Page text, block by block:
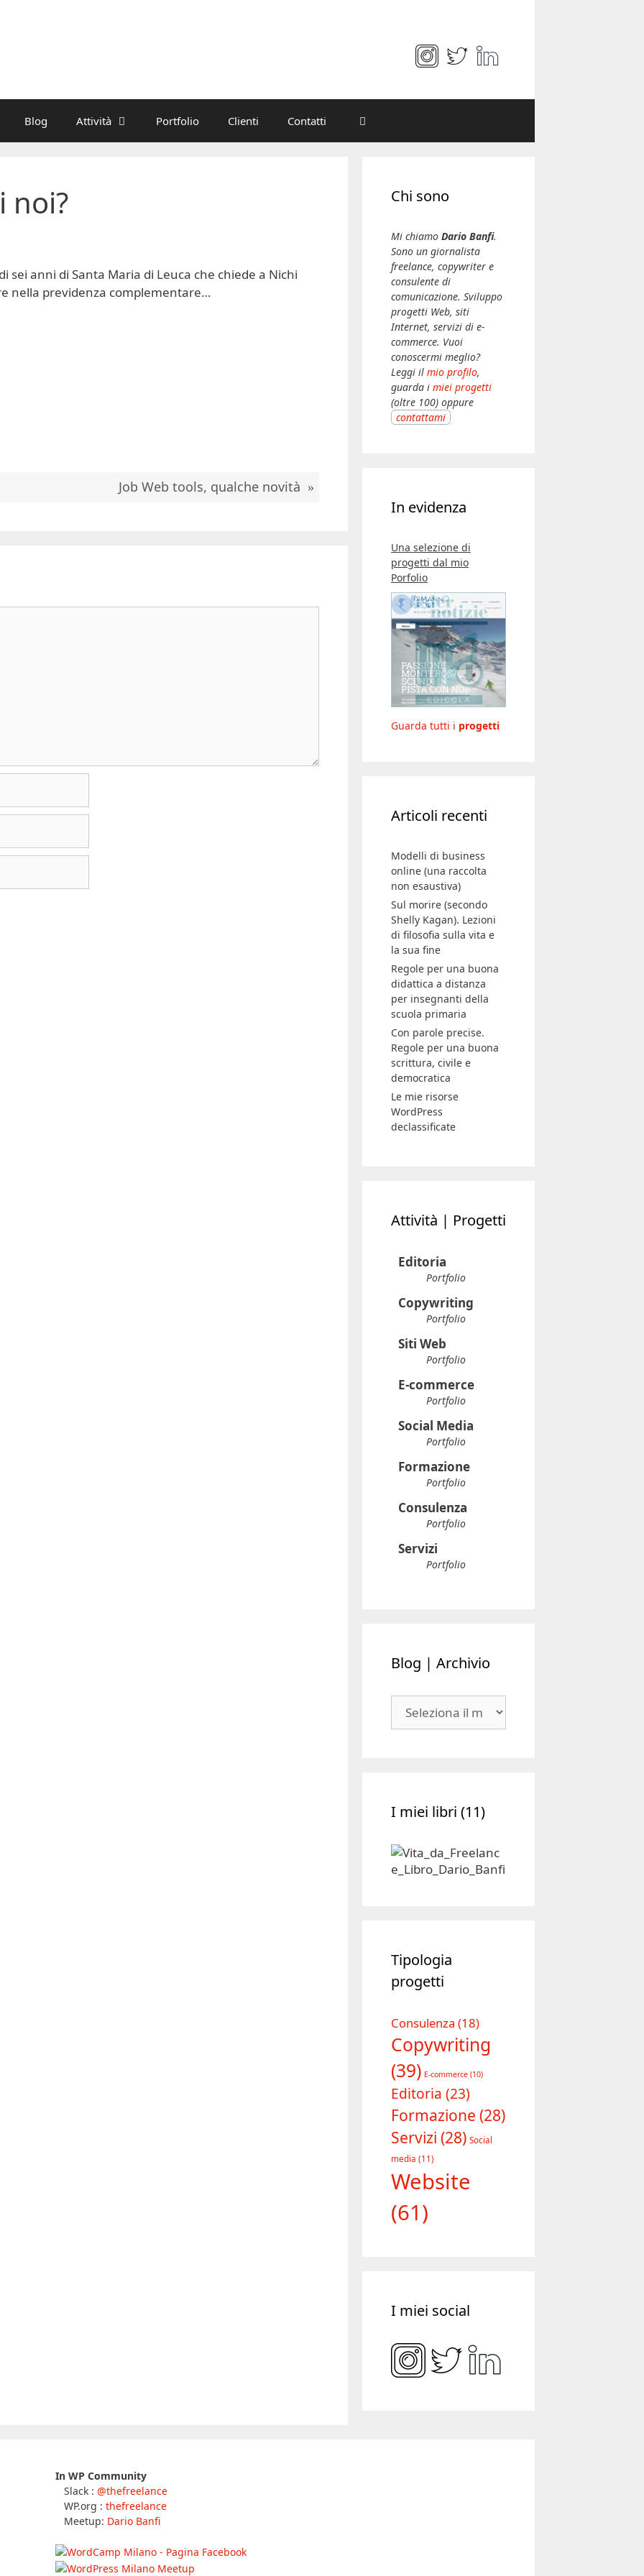
Blog Attività Portfolio Clienti Contatti
noi?
sei anni di Santa Maria di Leuca che chiede a Nichi
nella previdenza complementare…
Job Web tools, qualche novità
Chi sono
Mi chiamo Dario Banfi.
Sono un giornalista
freelance, copywriter e
consulente di
comunicazione. Sviluppo
progetti Web, siti
Internet, servizi di e-
commerce. Vuoi
conoscermi meglio?
Leggi il mio profilo,
guarda i miei progetti
(oltre 100) oppure
contattami
In evidenza
Una selezione di
progetti dal mio
Porfolio
Guarda tutti i progetti
Articoli recenti
Modelli di business
online (una raccolta
non esaustiva)
Sul morire (secondo
Shelly Kagan). Lezioni
di filosofia sulla vita e
la sua fine
Regole per una buona
didattica a distanza
per insegnanti della
scuola primaria
Con parole precise.
Regole per una buona
scrittura, civile e
democratica
Le mie risorse
WordPress
declassificate
Attività | Progetti
Editoria
Portfolio
Copywriting
Portfolio
Siti Web
Portfolio
E-commerce
Portfolio
Social Media
Portfolio
Formazione
Portfolio
Consulenza
Portfolio
Servizi
Portfolio
Blog | Archivio
I miei libri (11)
Tipologia
progetti
Consulenza (18)
Copywriting
(39) E-commerce (10)
Editoria (23)
Formazione (28)
Servizi (28) Social
media (11)
Website
(61)
I miei social
In WP Community
Slack :@thefreelance
WP.org :thefreelance
Meetup: Dario Banfi